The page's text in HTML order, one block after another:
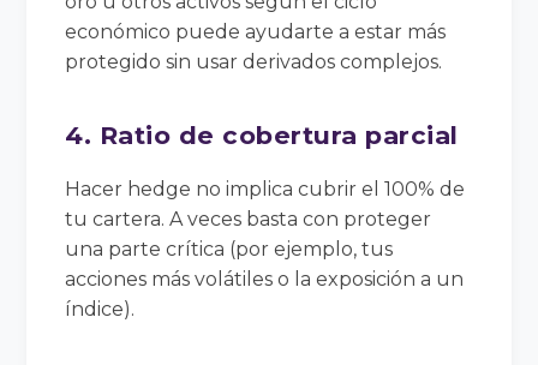
económico puede ayudarte a estar más
protegido sin usar derivados complejos.
4. Ratio de cobertura parcial
Hacer hedge no implica cubrir el 100% de
tu cartera. A veces basta con proteger
una parte crítica (por ejemplo, tus
acciones más volátiles o la exposición a un
índice).